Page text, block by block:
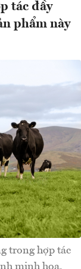
tác đầy
phẩm này
trong hợp tác